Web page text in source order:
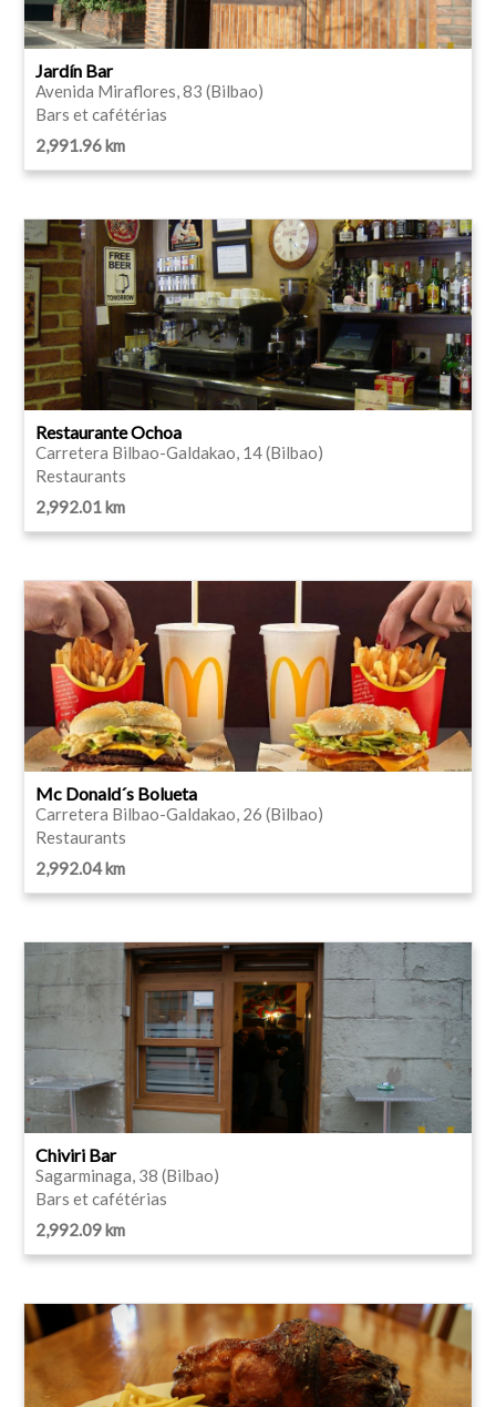
Jardín Bar
Avenida Miraflores, 83 (Bilbao)
Bars et cafétérias
2,991.96 km
Restaurante Ochoa
Carretera Bilbao-Galdakao, 14 (Bilbao)
Restaurants
2,992.01 km
Mc Donald´s Bolueta
Carretera Bilbao-Galdakao, 26 (Bilbao)
Restaurants
2,992.04 km
Chiviri Bar
Sagarminaga, 38 (Bilbao)
Bars et cafétérias
2,992.09 km